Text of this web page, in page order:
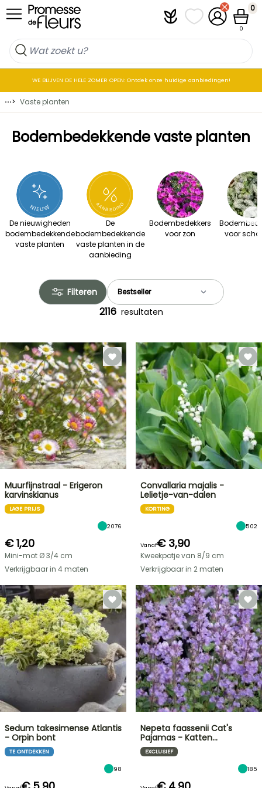
Skip to Content PlantfitMijn Mijn
0
0
WE BLIJVEN DE HELE ZOMER OPEN: Ontdek onze huidige aanbiedingen!
⋯> Vaste planten
Bodembedekkende vaste planten
De nieuwigheden
bodembedekkende
vaste planten
De
bodembedekkende
vaste planten in de
aanbieding
Bodembedekkers
voor zon
voor
→
Filteren
2116 resultaten
Muurfijnstraal - Erigeron
karvinskianus
LAGE PRIJS
2076
€ 1,20
Mini-mot Ø 3/4 cm
Verkrijgbaar in 4 maten
Convallaria majalis -
Lelietje-van-dalen
KORTING
502
Vanaf€ 3,90
Kweekpotje van 8/9 cm
Verkrijgbaar in 2 maten
Sedum takesimense Atlantis
- Orpin bont
TE ONTDEKKEN
98
Nepeta faassenii Cat's
Pajamas - Katten…
EXCLUSIEF
185